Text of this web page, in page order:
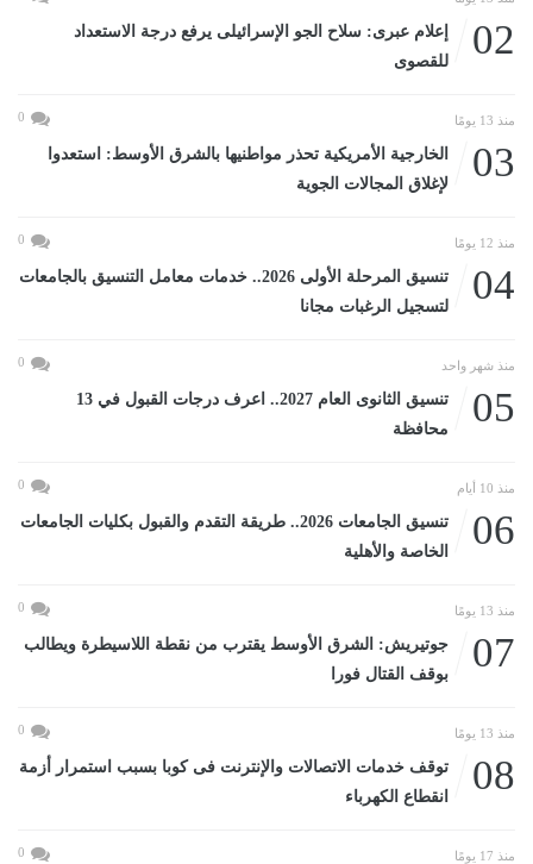
02
إعلام عبرى: سلاح الجو الإسرائيلى يرفع درجة الاستعداد
للقصوى
منذ 13 يومًا 0
03
الخارجية الأمريكية تحذر مواطنيها بالشرق الأوسط: استعدوا
لإغلاق المجالات الجوية
منذ 12 يومًا 0
04
تنسيق المرحلة الأولى 2026.. خدمات معامل التنسيق بالجامعات
لتسجيل الرغبات مجانا
منذ شهر واحد 0
05
تنسيق الثانوى العام 2027.. اعرف درجات القبول في 13
محافظة
منذ 10 أيام 0
06
تنسيق الجامعات 2026.. طريقة التقدم والقبول بكليات الجامعات
الخاصة والأهلية
منذ 13 يومًا 0
07
جوتيريش: الشرق الأوسط يقترب من نقطة اللاسيطرة ويطالب
بوقف القتال فورا
منذ 13 يومًا 0
08
توقف خدمات الاتصالات والإنترنت فى كوبا بسبب استمرار أزمة
انقطاع الكهرباء
منذ 17 يومًا 0